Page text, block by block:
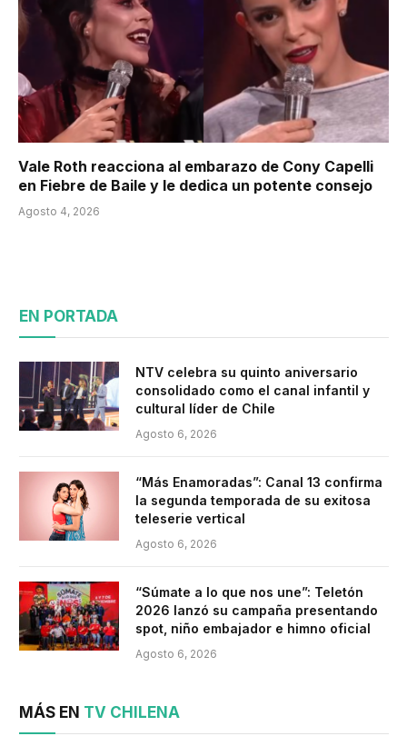
Vale Roth reacciona al embarazo de Cony Capelli
en Fiebre de Baile y le dedica un potente consejo
Agosto 4, 2026
EN PORTADA
NTV celebra su quinto aniversario
consolidado como el canal infantil y
cultural líder de Chile
Agosto 6, 2026
“Más Enamoradas”: Canal 13 confirma
la segunda temporada de su exitosa
teleserie vertical
Agosto 6, 2026
“Súmate a lo que nos une”: Teletón
2026 lanzó su campaña presentando
spot, niño embajador e himno oficial
Agosto 6, 2026
MÁS EN TV CHILENA